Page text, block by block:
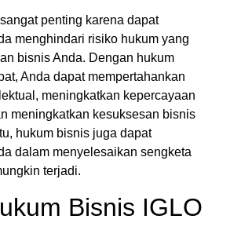
penting karena dapat
menghindari risiko hukum yang
bisnis Anda. Dengan hukum
Anda dapat mempertahankan
meningkatkan kepercayaan
meningkatkan kesuksesan bisnis
hukum bisnis juga dapat
dalam menyelesaikan sengketa
terjadi.
Bisnis IGLO